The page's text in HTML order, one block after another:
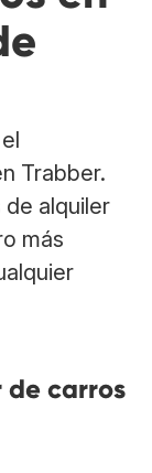
Trabber.
de alquiler
más
de carros